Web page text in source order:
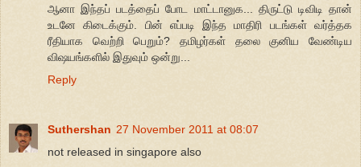
ஆனா இந்தப் படத்தைப் போட மாட்டானுக... திருட்டு டிவிடி தான்
உடனே கிடைக்கும். பின் எப்படி இந்த மாதிரி படங்கள் வர்த்தக
ரீதியாக வெற்றி பெறும்? தமிழர்கள் தலை குனிய வேண்டிய
விஷயங்களில் இதுவும் ஒன்று...
Reply
Suthershan 27 November 2011 at 08:07
not released in singapore also